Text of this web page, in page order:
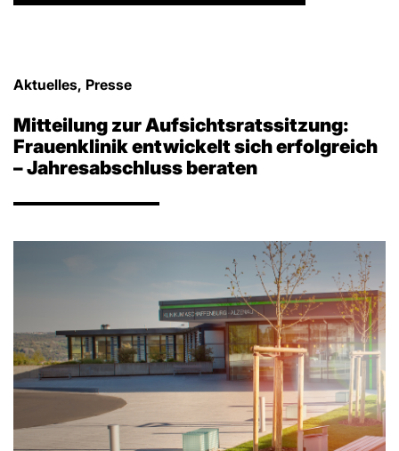
Aktuelles, Presse
Mitteilung zur Aufsichtsratssitzung:
Frauenklinik entwickelt sich erfolgreich
– Jahresabschluss beraten